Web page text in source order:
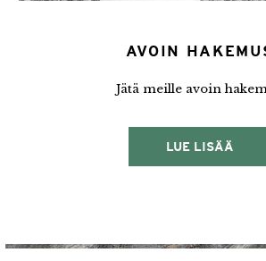
AVOIN
Jätä meille avoin
LUE LISÄÄ